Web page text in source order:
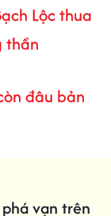
Lộc thua
thần
đâu bản
vạn trên